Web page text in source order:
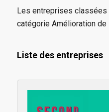
Les entreprises classées
catégorie Amélioration de
Liste des entreprises